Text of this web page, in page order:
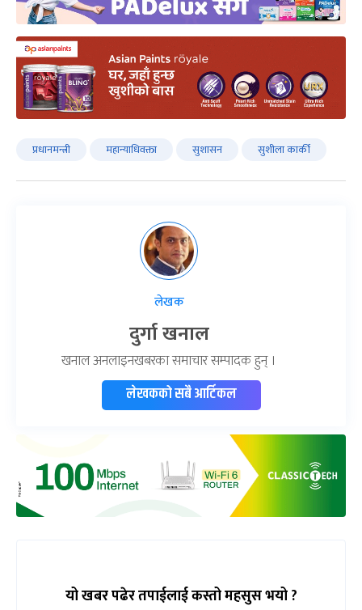
प्रधानमन्त्री महान्याधिवक्ता सुशासन सुशीला कार्की
लेखक
दुर्गा खनाल
खनाल अनलाइनखबरका समाचार सम्पादक हुन् ।
लेखकको सबै आर्टिकल
यो खबर पढेर तपाईलाई कस्तो महसुस भयो ?